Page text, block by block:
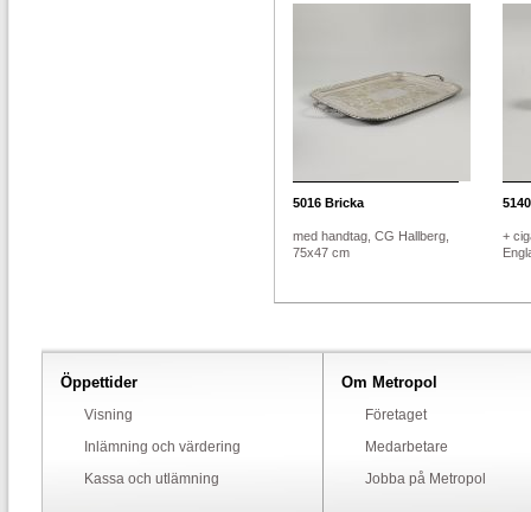
5016 Bricka
med handtag, CG Hallberg,
75x47 cm
5140
+
Öppettider
Visning
Inlämning och värdering
Kassa och utlämning
Om Metropol
Företaget
Medarbetare
Jobba på Metropol